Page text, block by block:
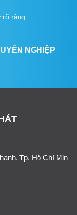
rõ ràng
NGHIỆP
Tp. Hồ Chí Min